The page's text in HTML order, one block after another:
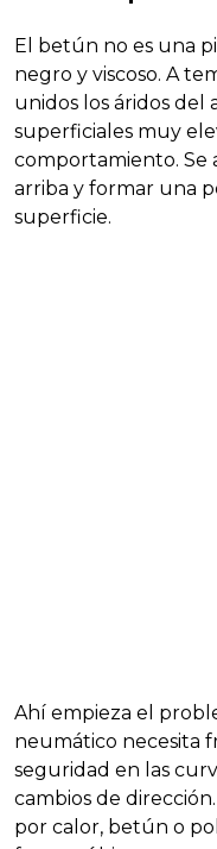
El betún no es una
negro y viscoso. A
unidos los áridos del
superficiales muy
comportamiento. Se
arriba y formar una
superficie.
Ahí empieza el
neumático necesita
seguridad en las
cambios de
por calor, betún o